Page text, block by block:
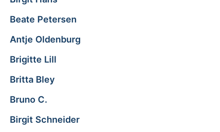
Beate Petersen
Antje Oldenburg
Brigitte Lill
Britta Bley
Bruno C.
Birgit Schneider